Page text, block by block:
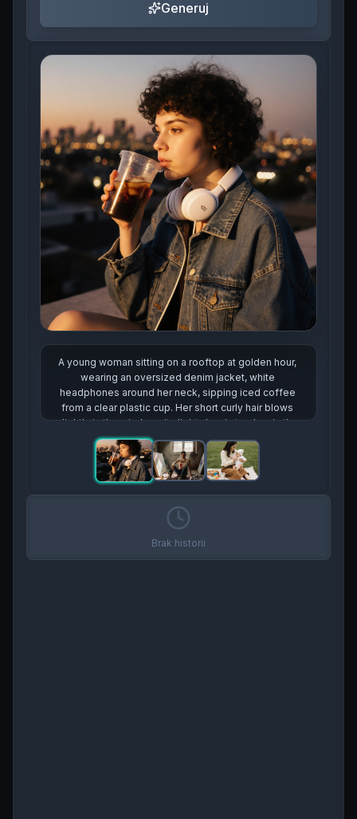
Generuj
A man in his 20s sitting on a messy art studio floor,
surrounded by unfinished canvases and paint tubes.
He wears a white tank top stained with color, and
ripped jeans. Sunlight pours through a dusty window,
casting shadows across the floor.
Brak historii